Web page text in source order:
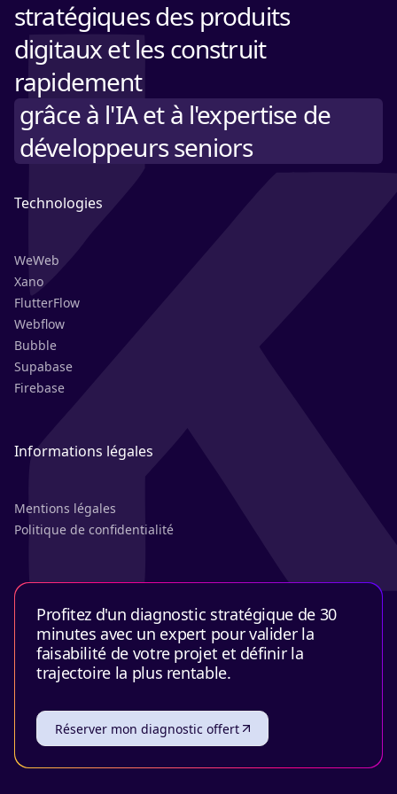
stratégiques des produits
digitaux et les construit
rapidement
grâce à l'IA et à l'expertise de
développeurs seniors
Technologies
WeWeb
Xano
FlutterFlow
Webflow
Bubble
Supabase
Firebase
Informations légales
Mentions légales
Politique de confidentialité
Profitez d'un diagnostic stratégique de 30
minutes avec un expert pour valider la
faisabilité de votre projet et définir la
trajectoire la plus rentable.
Réserver mon diagnostic offert